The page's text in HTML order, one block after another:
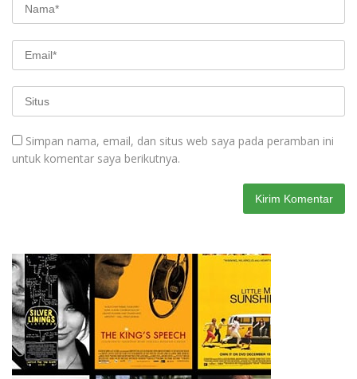
Simpan nama, email, dan situs web saya pada peramban ini
untuk komentar saya berikutnya.